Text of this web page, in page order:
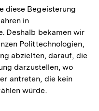
diese Begeisterung
in
Deshalb bekamen wir
Polittechnologien,
abzielten, darauf, die
darzustellen, wo
antreten, die kein
würde.